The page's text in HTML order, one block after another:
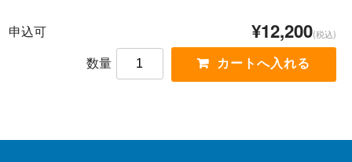
申込可 ¥12,200(税込)
数量